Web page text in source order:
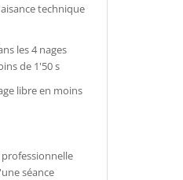
technique
les 4 nages
de 1'50 s
libre en moins
séance